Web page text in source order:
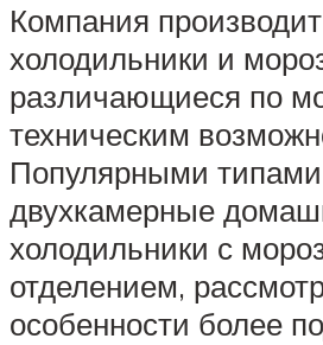
Компания
холодильники и
различающиеся по
техническим
Популярными
двухкамерные
холодильники с
отделением,
особенности более